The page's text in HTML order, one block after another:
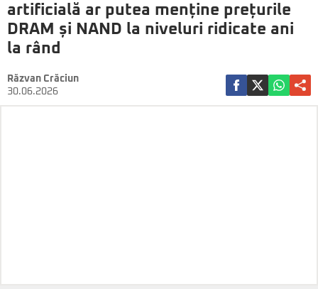
artificială ar putea menține prețurile
DRAM și NAND la niveluri ridicate ani
la rând
Răzvan Crăciun
30.06.2026